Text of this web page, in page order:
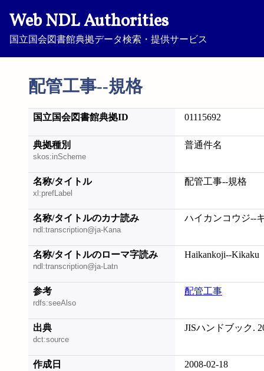
Web NDL Authorities
国立国会図書館典拠データ検索・提供サービス
配管工事--規格
国立国会図書館典拠ID 01115692
典拠種別
skos:inScheme
普通件名
名称/タイトル
xl:prefLabel
配管工事--規格
名称/タイトルのカナ読み
ndl:transcription@ja-Kana
ハイカンコウジ--
名称/タイトルのローマ字読み
ndl:transcription@ja-Latn
Haikankoji--Kikaku
参考
rdfs:seeAlso
配管工事
出典
dct:source
JISハンドブック.
作成日 2008-02-18